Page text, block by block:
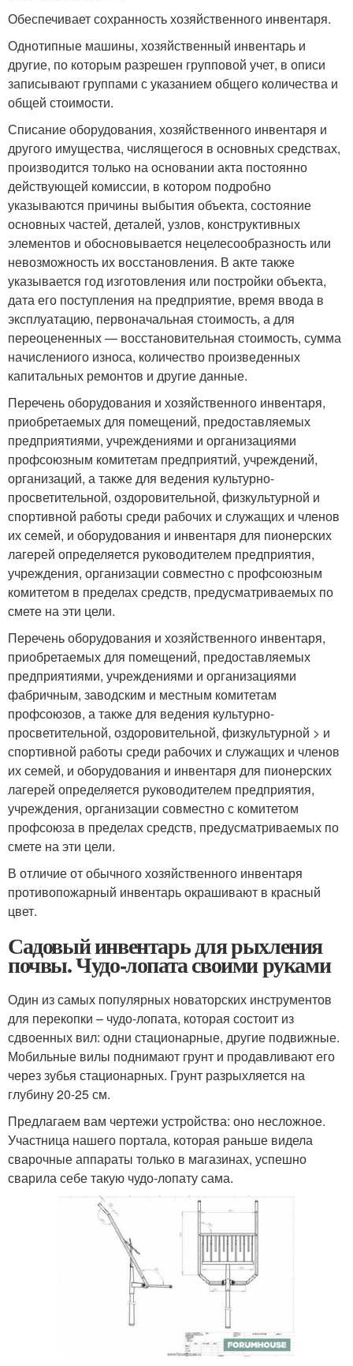
Обеспечивает сохранность хозяйственного инвентаря.
Однотипные машины, хозяйственный инвентарь и
другие, по которым разрешен групповой учет, в описи
записывают группами с указанием общего количества и
общей стоимости.
Списание оборудования, хозяйственного инвентаря и
другого имущества, числящегося в основных средствах,
производится только на основании акта постоянно
действующей комиссии, в котором подробно
указываются причины выбытия объекта, состояние
основных частей, деталей, узлов, конструктивных
элементов и обосновывается нецелесообразность или
невозможность их восстановления. В акте также
указывается год изготовления или постройки объекта,
дата его поступления на предприятие, время ввода в
эксплуатацию, первоначальная стоимость, а для
переоцененных — восстановительная стоимость, сумма
начислениого износа, количество произведенных
капитальных ремонтов и другие данные.
Перечень оборудования и хозяйственного инвентаря,
приобретаемых для помещений, предоставляемых
предприятиями, учреждениями и организациями
профсоюзным комитетам предприятий, учреждений,
организаций, а также для ведения культурно-
просветительной, оздоровительной, физкультурной и
спортивной работы среди рабочих и служащих и членов
их семей, и оборудования и инвентаря для пионерских
лагерей определяется руководителем предприятия,
учреждения, организации совместно с профсоюзным
комитетом в пределах средств, предусматриваемых по
смете на эти цели.
Перечень оборудования и хозяйственного инвентаря,
приобретаемых для помещений, предоставляемых
предприятиями, учреждениями и организациями
фабричным, заводским и местным комитетам
профсоюзов, а также для ведения культурно-
просветительной, оздоровительной, физкультурной > и
спортивной работы среди рабочих и служащих и членов
их семей, и оборудования и инвентаря для пионерских
лагерей определяется руководителем предприятия,
учреждения, организации совместно с комитетом
профсоюза в пределах средств, предусматриваемых по
смете на эти цели.
В отличие от обычного хозяйственного инвентаря
противопожарный инвентарь окрашивают в красный
цвет.
Садовый инвентарь для рыхления
почвы. Чудо-лопата своими руками
Один из самых популярных новаторских инструментов
для перекопки – чудо-лопата, которая состоит из
сдвоенных вил: одни стационарные, другие подвижные.
Мобильные вилы поднимают грунт и продавливают его
через зубья стационарных. Грунт разрыхляется на
глубину 20-25 см.
Предлагаем вам чертежи устройства: оно несложное.
Участница нашего портала, которая раньше видела
сварочные аппараты только в магазинах, успешно
сварила себе такую чудо-лопату сама.